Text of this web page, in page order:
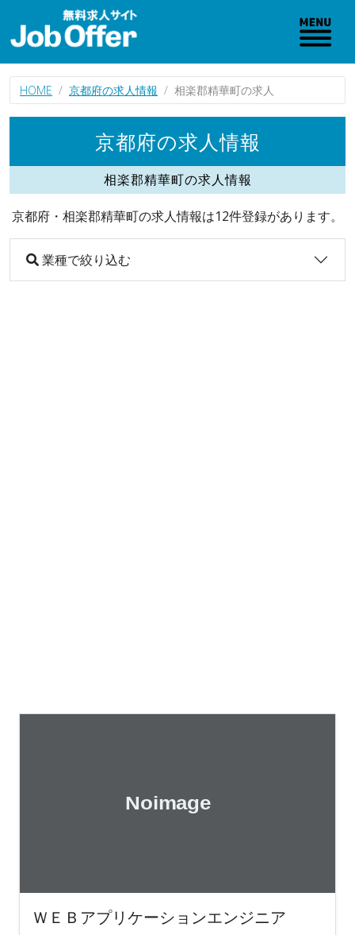
HOME 京都府の求人情報 相楽郡精華町の求人
京都府の求人情報
相楽郡精華町の求人情報
京都府・相楽郡精華町の求人情報は12件登録があります。
業種で絞り込む
ＷＥＢアプリケーションエンジニア